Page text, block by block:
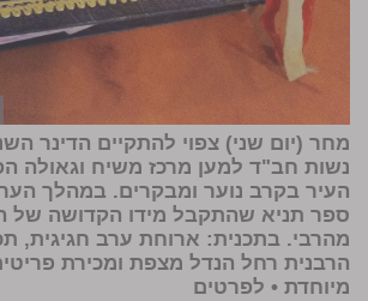
מחר (יום שני) צפוי להתקיים הדינר
נשות חב"ד למען מרכז משיח וגאולה
העיר בקרב נוער ומבקרים. במהלך
ספר תניא שהתקבל מידו הקדושה של
מהרבי. בתכנית: ארוחת ערב חגיגית,
הרבנית רחל הנדל מצפת ומכירת
מיוחדת • לפרטים